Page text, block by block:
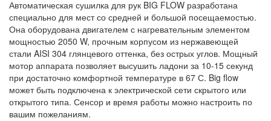
Автоматическая сушилка для рук BIG FLOW разработана
специально для мест со средней и большой посещаемостью.
Она оборудована двигателем с нагревательным элементом
мощностью 2050 W, прочным корпусом из нержавеющей
стали AISI 304 глянцевого оттенка, без острых углов. Мощный
мотор аппарата позволяет высушить ладони за 10-15 секунд
при достаточно комфортной температуре в 67 С. Big flow
может быть подключена к электрической сети скрытого или
открытого типа. Сенсор и время работы можно настроить по
вашим пожеланиям.